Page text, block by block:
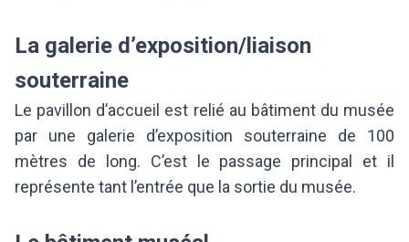
La galerie d’exposition/liaison
souterraine
Le pavillon d’accueil est relié au bâtiment du musée
par une galerie d’exposition souterraine de 100
mètres de long. C’est le passage principal et il
représente tant l’entrée que la sortie du musée.